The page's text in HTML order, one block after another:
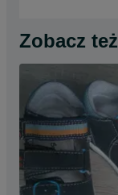
Zobacz też